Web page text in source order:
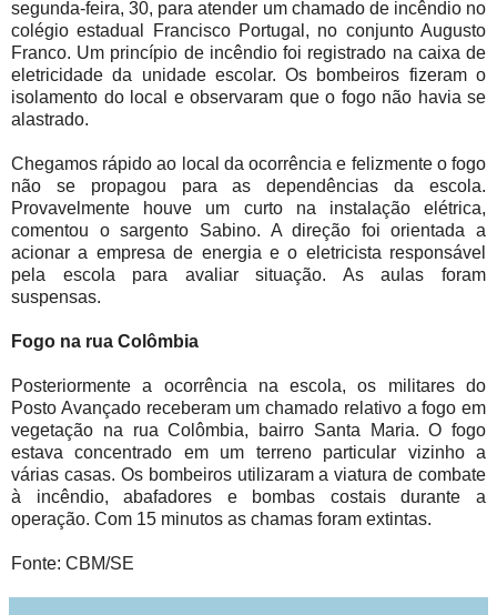
segunda-feira, 30, para atender um chamado de incêndio no
colégio estadual Francisco Portugal, no conjunto Augusto
Franco. Um princípio de incêndio foi registrado na caixa de
eletricidade da unidade escolar. Os bombeiros fizeram o
isolamento do local e observaram que o fogo não havia se
alastrado.
Chegamos rápido ao local da ocorrência e felizmente o fogo
não se propagou para as dependências da escola.
Provavelmente houve um curto na instalação elétrica,
comentou o sargento Sabino. A direção foi orientada a
acionar a empresa de energia e o eletricista responsável
pela escola para avaliar situação. As aulas foram
suspensas.
Fogo na rua Colômbia
Posteriormente a ocorrência na escola, os militares do
Posto Avançado receberam um chamado relativo a fogo em
vegetação na rua Colômbia, bairro Santa Maria. O fogo
estava concentrado em um terreno particular vizinho a
várias casas. Os bombeiros utilizaram a viatura de combate
à incêndio, abafadores e bombas costais durante a
operação. Com 15 minutos as chamas foram extintas.
Fonte: CBM/SE